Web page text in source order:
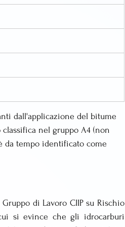
dall'applicazione del bitume
nel gruppo A4 (non
da tempo identificato come
di Lavoro CIIP su Rischio
si evince che gli idrocarburi